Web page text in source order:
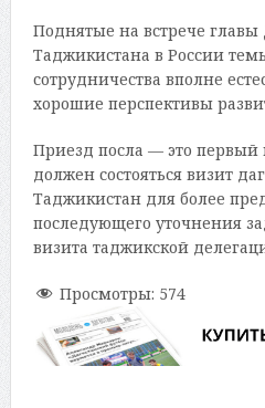
Поднятые на встрече главы
Таджикистана в России
сотрудничества вполне
хорошие перспективы
Приезд посла — это первый
должен состояться визит
Таджикистан для более
последующего уточнения
визита таджикской
Просмотры: 574